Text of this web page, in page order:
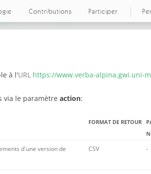
Contributions Participer
à l'URL https://www.verba-alpina.gwi.uni-
via le paramètre action:
FORMAT DE RETOUR
d'une version de
CSV -